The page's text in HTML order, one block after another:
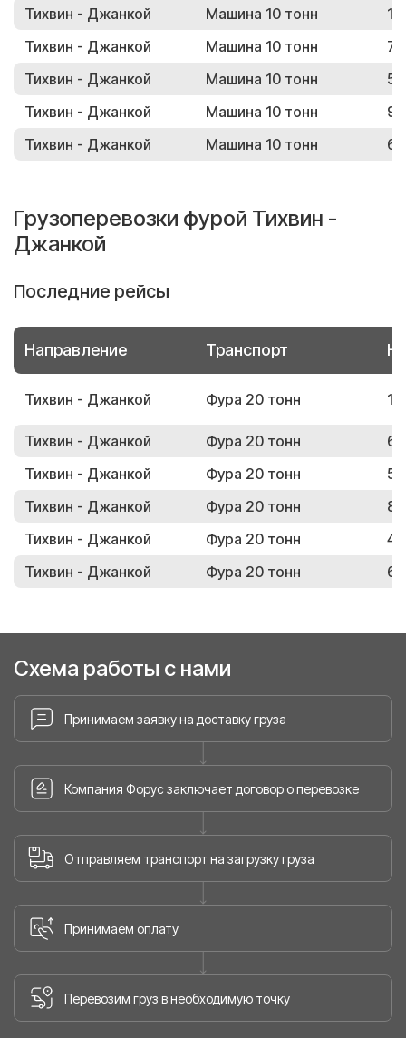
Тихвин - Джанкой Машина 10 тонн
Тихвин - Джанкой
Машина 10 тонн
Тихвин - Джанкой
Машина 10 тонн
Тихвин - Джанкой
Машина 10 тонн
Тихвин - Джанкой
Машина 10 тонн
Грузоперевозки фурой Тихвин -
Джанкой
Последние рейсы
Направление Транспорт
Тихвин - Джанкой Фура 20 тонн
Тихвин - Джанкой Фура 20 тонн
Тихвин - Джанкой
Фура 20 тонн
Тихвин - Джанкой
Фура 20 тонн
Тихвин - Джанкой
Фура 20 тонн
Тихвин - Джанкой
Фура 20 тонн
Схема работы с нами
Принимаем заявку на доставку груза
Компания Форус заключает договор о перевозке
Отправляем транспорт на загрузку груза
Принимаем оплату
Перевозим груз в необходимую точку